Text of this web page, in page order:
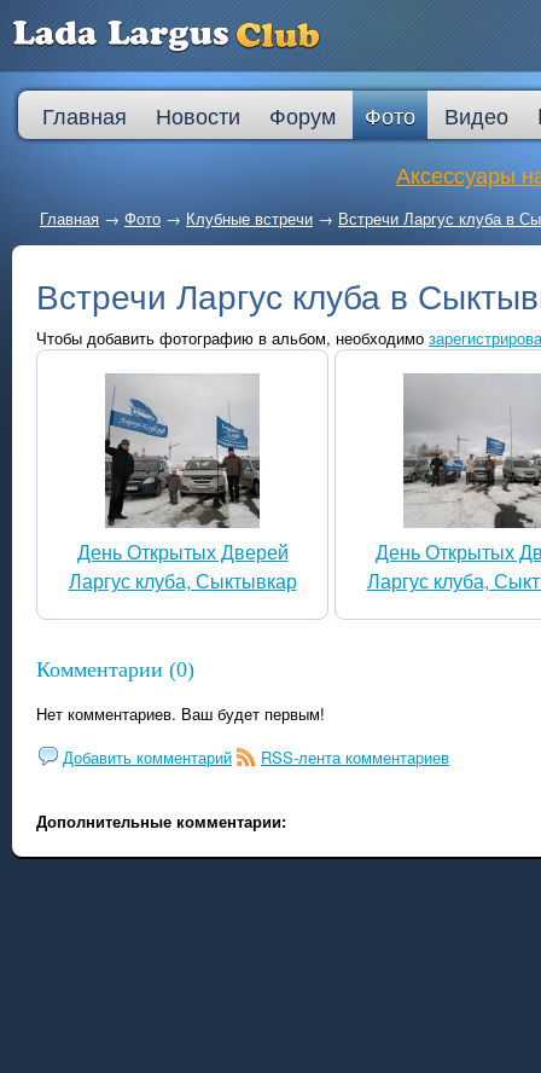
Главная Новости Форум Фото Видео
Аксессуары
Главная → Фото → Клубные встречи → Встречи Ларгус клуба в
Встречи Ларгус клуба в
Чтобы добавить фотографию в альбом, необходимо
День Открытых Дверей
Ларгус клуба, Сыктывкар
День Открытых
Ларгус клуба,
Комментарии (0)
Нет комментариев. Ваш будет первым!
Добавить комментарий
RSS-лента комментариев
Дополнительные комментарии: